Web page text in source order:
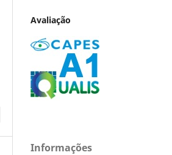
Avaliação
Informações